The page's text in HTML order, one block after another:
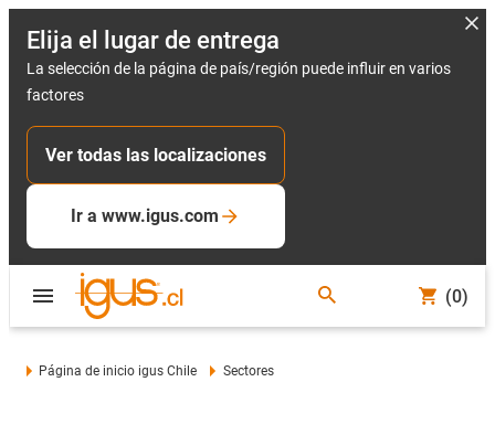
Elija el lugar de entrega
La selección de la página de país/región puede influir en varios
factores
Ver todas las localizaciones
Ir a www.igus.com
(0)
Página de inicio igus Chile Sectores